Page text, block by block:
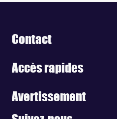
Contact
Accès rapides
Avertissement